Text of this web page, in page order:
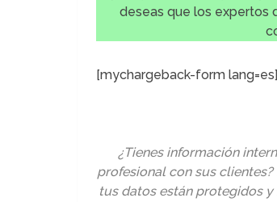
deseas que los expertos
[mychargeback-form lang=es]
¿Tienes información
profesional con sus clientes?
tus datos están protegidos